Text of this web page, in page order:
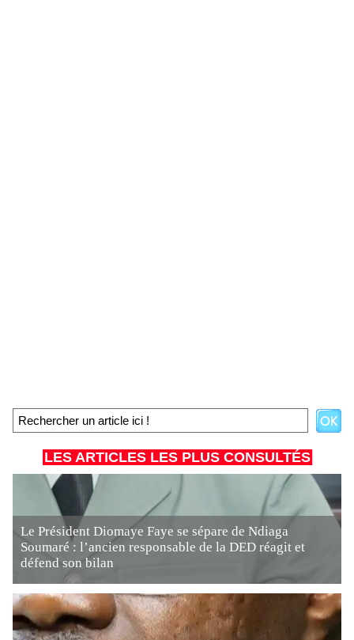
LES ARTICLES LES PLUS CONSULTÉS
Le Président Diomaye Faye se sépare de Ndiaga
Soumaré : l’ancien responsable de la DED réagit et
défend son bilan